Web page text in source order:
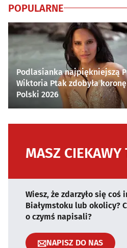
POPULARNE
Podlasianka najpiękniejszą
Wiktoria Ptak zdobyła
Polski 2026
MASZ CIEKAWY
Wiesz, że zdarzyło się coś
Białymstoku lub okolicy?
o czymś napisali?
NAPISZ DO NAS